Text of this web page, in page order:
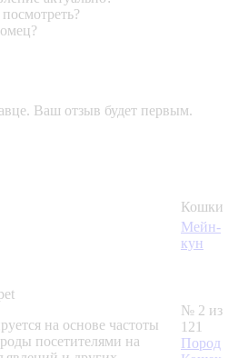
Ваш отзыв будет первым.
Кошки
Мейн-
кун
на основе частоты
посетителями на
№ 2 из
121
Пород